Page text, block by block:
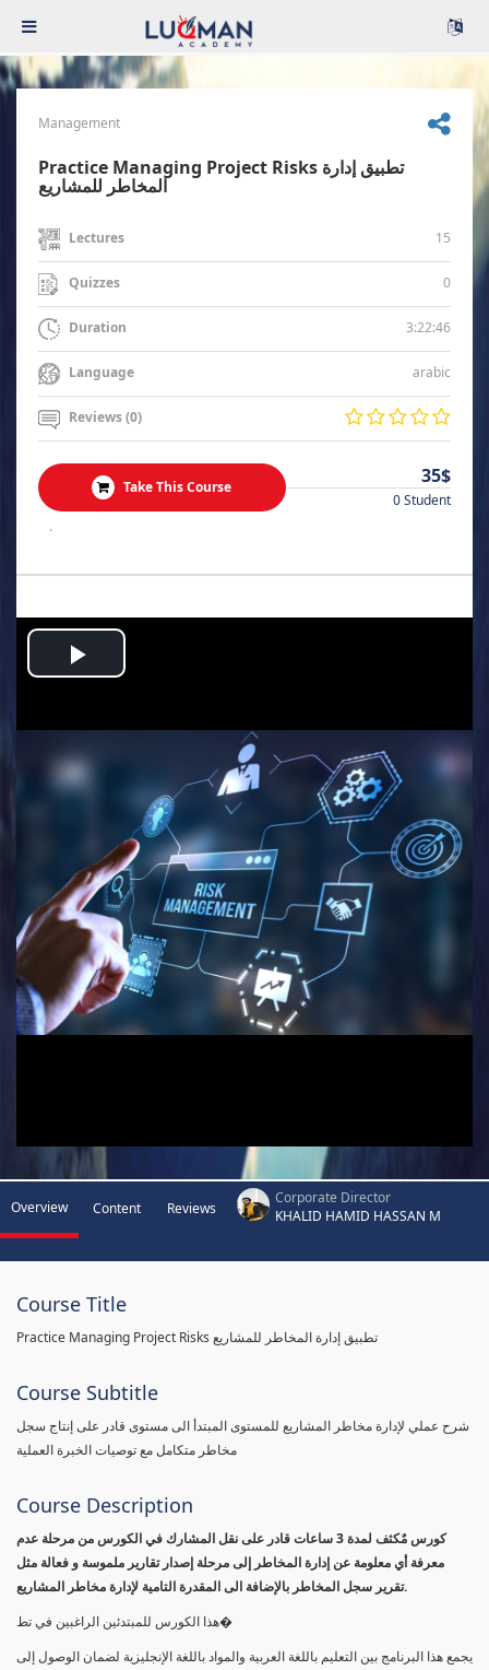
Management
Practice Managing Project Risks تطبيق إدارة
المخاطر للمشاريع
Lectures 15
Quizzes 0
Duration 3:22:46
Language arabic
Reviews (0)
Take This Course 35$
0 Student
.
Play
Video
Overview Content Reviews
Corporate Director
KHALID HAMID HASSAN M
Course Title
Practice Managing Project Risks تطبيق إدارة المخاطر للمشاريع
Course Subtitle
شرح عملي لإدارة مخاطر المشاريع للمستوى المبتدأ الى مستوى قادر على إنتاج سجل
مخاطر متكامل مع توصيات الخبرة العملية
Course Description
كورس مٌكثف لمدة 3 ساعات قادر على نقل المشارك في الكورس من مرحلة عدم
معرفة أي معلومة عن إدارة المخاطر إلى مرحلة إصدار تقارير ملموسة و فعالة مثل
تقرير سجل المخاطر بالإضافة الى المقدرة التامية لإدارة مخاطر المشاريع.
هذا الكورس للمبتدئين الراغبين في تط�
يجمع هذا البرنامج بين التعليم باللغة العربية والمواد باللغة الإنجليزية لضمان الوصول إلى